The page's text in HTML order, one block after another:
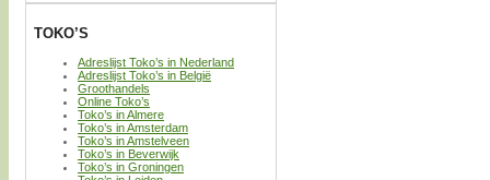
TOKO’S
Adreslijst Toko’s in Nederland
Adreslijst Toko’s in België
Groothandels
Online Toko’s
Toko’s in Almere
Toko’s in Amsterdam
Toko’s in Amstelveen
Toko’s in Beverwijk
Toko’s in Groningen